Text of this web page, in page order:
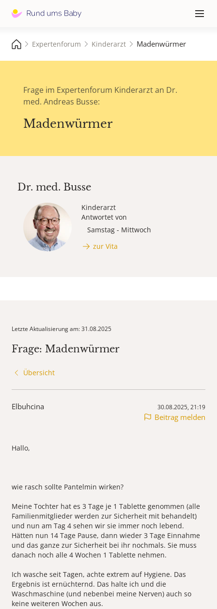
≡
Expertenforum Kinderarzt Madenwürmer
Frage im Expertenforum Kinderarzt an Dr.
med. Andreas Busse:
Madenwürmer
Dr. med. Busse
Kinderarzt
Antwortet von
Samstag - Mittwoch
zur Vita
Letzte Aktualisierung am: 31.08.2025
Frage: Madenwürmer
Übersicht
Elbuhcina 30.08.2025, 21:19
Beitrag melden
Hallo,
wie rasch sollte Pantelmin wirken?
Meine Tochter hat es 3 Tage je 1 Tablette genommen (alle
Familienmitglieder werden zur Sicherheit mit behandelt)
und nun am Tag 4 sehen wir sie immer noch lebend.
Hätten nun 14 Tage Pause, dann wieder 3 Tage Einnahme
und das ganze zur Sicherheit bei ihr nochmals. Sie muss
danach noch alle 4 Wochen 1 Tablette nehmen.
Ich wasche seit Tagen, achte extrem auf Hygiene. Das
Ergebnis ist ernüchternd. Das halte ich und die
Waschmaschine (und nebenbei meine Nerven) auch so
keine weiteren Wochen aus.